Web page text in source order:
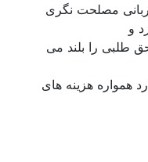
مصلحت نگری
و
طلبی را بلند می
همواره هزینه های